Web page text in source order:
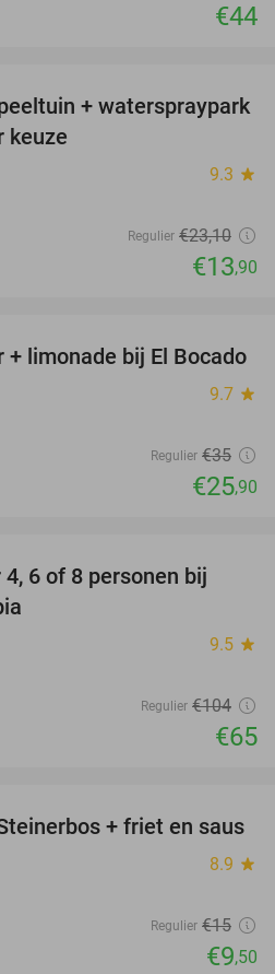
€44
40%
+ waterspraypark
keuze
9.3 star
Regulier €23,10
€13,90
26%
limonade bij El Bocado
9.7 star
Regulier €35
€25,90
6 of 8 personen bij
9.5 star
Regulier €104
€65
37%
+ friet en saus
8.9 star
Regulier €15
€9,50